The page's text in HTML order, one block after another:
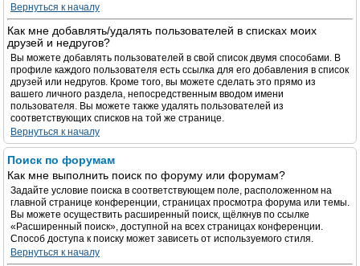
Вернуться к началу
Как мне добавлять/удалять пользователей в списках моих
друзей и недругов?
Вы можете добавлять пользователей в свой список двумя способами. В
профиле каждого пользователя есть ссылка для его добавления в список
друзей или недругов. Кроме того, вы можете сделать это прямо из
вашего личного раздела, непосредственным вводом имени
пользователя. Вы можете также удалять пользователей из
соответствующих списков на той же странице.
Вернуться к началу
Поиск по форумам
Как мне выполнить поиск по форуму или форумам?
Задайте условие поиска в соответствующем поле, расположенном на
главной странице конференции, страницах просмотра форума или темы.
Вы можете осуществить расширенный поиск, щёлкнув по ссылке
«Расширенный поиск», доступной на всех страницах конференции.
Способ доступа к поиску может зависеть от используемого стиля.
Вернуться к началу